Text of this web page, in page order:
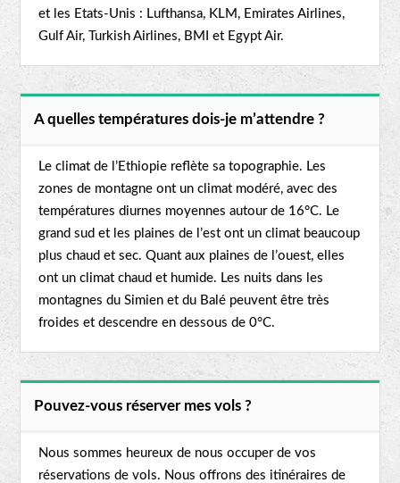
et les Etats-Unis : Lufthansa, KLM, Emirates Airlines,
Gulf Air, Turkish Airlines, BMI et Egypt Air.
A quelles températures dois-je m’attendre ?
Le climat de l’Ethiopie reflète sa topographie. Les
zones de montagne ont un climat modéré, avec des
températures diurnes moyennes autour de 16°C. Le
grand sud et les plaines de l’est ont un climat beaucoup
plus chaud et sec. Quant aux plaines de l’ouest, elles
ont un climat chaud et humide. Les nuits dans les
montagnes du Simien et du Balé peuvent être très
froides et descendre en dessous de 0°C.
Pouvez-vous réserver mes vols ?
Nous sommes heureux de nous occuper de vos
réservations de vols. Nous offrons des itinéraires de